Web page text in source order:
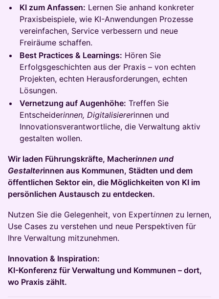
KI zum Anfassen: Lernen Sie anhand konkreter
Praxisbeispiele, wie KI-Anwendungen Prozesse
vereinfachen, Service verbessern und neue
Freiräume schaffen.
Best Practices & Learnings: Hören Sie
Erfolgsgeschichten aus der Praxis – von echten
Projekten, echten Herausforderungen, echten
Lösungen.
Vernetzung auf Augenhöhe: Treffen Sie
Entscheiderinnen, Digitalisiererinnen und
Innovationsverantwortliche, die Verwaltung aktiv
gestalten wollen.
Wir laden Führungskräfte, Macherinnen und
Gestalterinnen aus Kommunen, Städten und dem
öffentlichen Sektor ein, die Möglichkeiten von KI im
persönlichen Austausch zu entdecken.
Nutzen Sie die Gelegenheit, von Expertinnen zu lernen,
Use Cases zu verstehen und neue Perspektiven für
Ihre Verwaltung mitzunehmen.
Innovation & Inspiration:
KI-Konferenz für Verwaltung und Kommunen – dort,
wo Praxis zählt.